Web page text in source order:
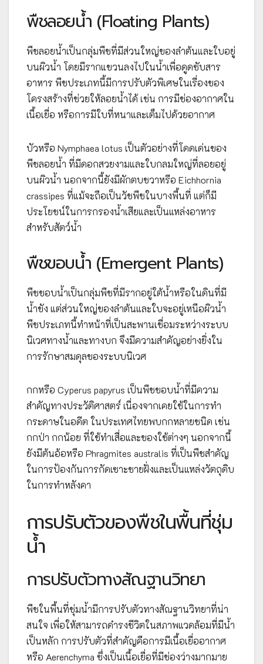
พืชลอยน้ำ (Floating Plants)
พืชลอยน้ำเป็นกลุ่มพืชที่มีส่วนใหญ่ของลำต้นและใบอยู่
บนผิวน้ำ โดยมีรากแขวนลงไปในน้ำเพื่อดูดซับสาร
อาหาร พืชประเภทนี้มีการปรับตัวพิเศษในเรื่องของ
โครงสร้างที่ช่วยให้ลอยน้ำได้ เช่น การมีช่องอากาศใน
เนื้อเยื่อ หรือการมีใบที่หนาและเต็มไปด้วยอากาศ
บัวหรือ Nymphaea lotus เป็นตัวอย่างที่โดดเด่นของ
พืชลอยน้ำ ที่มีดอกสวยงามและใบกลมใหญ่ที่ลอยอยู่
บนผิวน้ำ นอกจากนี้ยังมีผักตบชวาหรือ Eichhornia
crassipes ที่แม้จะถือเป็นวัชพืชในบางพื้นที่ แต่ก็มี
ประโยชน์ในการกรองน้ำเสียและเป็นแหล่งอาหาร
สำหรับสัตว์น้ำ
พืชขอบน้ำ (Emergent Plants)
พืชขอบน้ำเป็นกลุ่มพืชที่มีรากอยู่ใต้น้ำหรือในดินที่มี
น้ำขัง แต่ส่วนใหญ่ของลำต้นและใบจะอยู่เหนือผิวน้ำ
พืชประเภทนี้ทำหน้าที่เป็นสะพานเชื่อมระหว่างระบบ
นิเวศทางน้ำและทางบก จึงมีความสำคัญอย่างยิ่งใน
การรักษาสมดุลของระบบนิเวศ
กกหรือ Cyperus papyrus เป็นพืชขอบน้ำที่มีความ
สำคัญทางประวัติศาสตร์ เนื่องจากเคยใช้ในการทำ
กระดาษในอดีต ในประเทศไทยพบกกหลายชนิด เช่น
กกป่า กกน้อย ที่ใช้ทำเสื่อและของใช้ต่างๆ นอกจากนี้
ยังมีต้นอ้อหรือ Phragmites australis ที่เป็นพืชสำคัญ
ในการป้องกันการกัดเซาะชายฝั่งและเป็นแหล่งวัตถุดิบ
ในการทำหลังคา
การปรับตัวของพืชในพื้นที่ชุ่ม
น้ำ
การปรับตัวทางสัณฐานวิทยา
พืชในพื้นที่ชุ่มน้ำมีการปรับตัวทางสัณฐานวิทยาที่น่า
สนใจ เพื่อให้สามารถดำรงชีวิตในสภาพแวดล้อมที่มีน้ำ
เป็นหลัก การปรับตัวที่สำคัญคือการมีเนื้อเยื่ออากาศ
หรือ Aerenchyma ซึ่งเป็นเนื้อเยื่อที่มีช่องว่างมากมาย